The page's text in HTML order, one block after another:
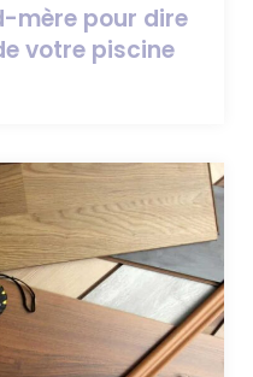
mère pour dire
votre piscine